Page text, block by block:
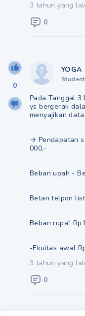
3 tahun yang
0
0
YOGA
Student
Pada Tanggal
ys bergerak
menyajikan
→ Pendapatan
000,-
Beban upah -
Betan telpon
Beban rupa"
-Ekuitas awal
3 tahun yang
0